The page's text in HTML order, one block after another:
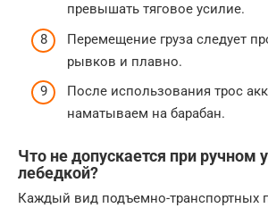
превышать тяговое усилие.
Перемещение груза следует
рывков и плавно.
После использования трос
наматываем на барабан.
Что не допускается при ручном
лебедкой?
Каждый вид подъемно-транспортных